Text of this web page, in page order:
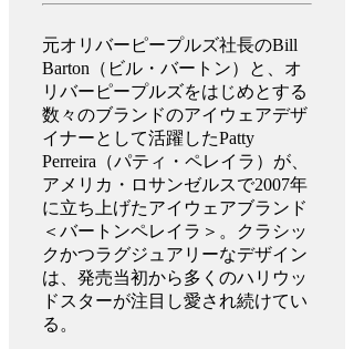
元オリバーピープルズ社長のBill
Barton（ビル・バートン）と、オ
リバーピープルズをはじめとする
数々のブランドのアイウェアデザ
イナーとして活躍したPatty
Perreira（パティ・ペレイラ）が、
アメリカ・ロサンゼルスで2007年
に立ち上げたアイウェアブランド
＜バートンペレイラ＞。クラシッ
クかつラグジュアリーなデザイン
は、発売当初から多くのハリウッ
ドスターが注目し愛され続けてい
る。